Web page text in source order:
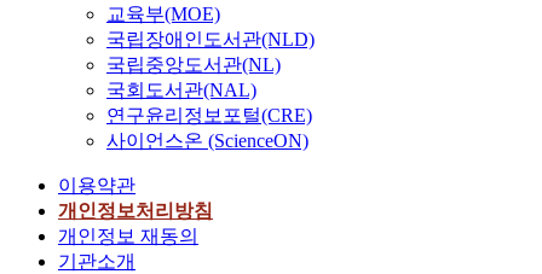
교육부(MOE)
국립장애인도서관(NLD)
국립중앙도서관(NL)
국회도서관(NAL)
연구윤리정보포털(CRE)
사이언스온 (ScienceON)
이용약관
개인정보처리방침
개인정보 재동의
기관소개